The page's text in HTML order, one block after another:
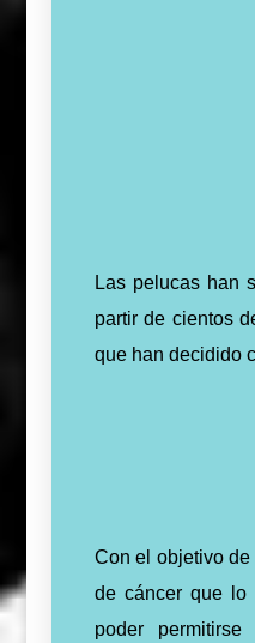
Las pelucas han
partir de cientos
que han decidido
Con el objetivo
de cáncer que lo
poder